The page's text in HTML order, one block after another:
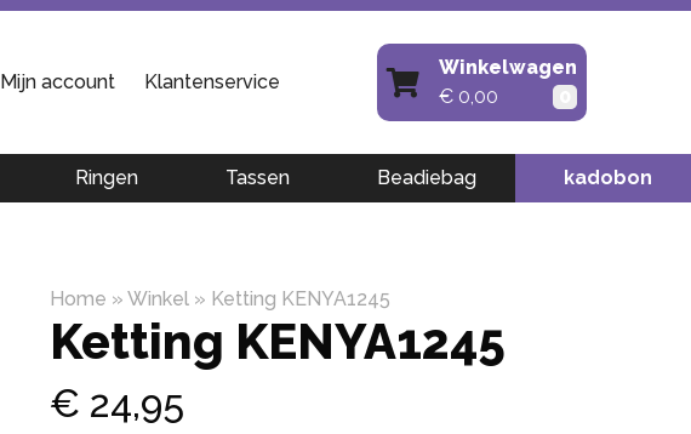
Mijn account Klantenservice
Winkelwagen
€0,00
Ringen Tassen Beadiebag kadobon
Home » Winkel» Ketting KENYA1245
Ketting KENYA1245
€ 24,95